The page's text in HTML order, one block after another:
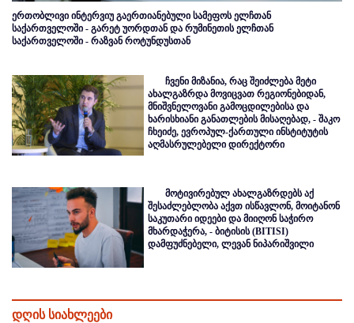
ერთობლივი ინტერვიუ გაერთიანებული სამეფოს ელჩთან
საქართველოში - გარეტ უორდთან და რუმინეთის ელჩთან
საქართველოში - რაზვან როტუნდუსთან
ჩვენი მიზანია, რაც შეიძლება მეტი
ახალგაზრდა მოვიცვათ რეგიონებიდან,
მნიშვნელოვანი გამოცდილებისა და
ხარისხიანი განათლების მისაღებად, - შაკო
ჩხეიძე, ევროპულ-ქართული ინსტიტუტის
აღმასრულებელი დირექტორი
მოტივირებულ ახალგაზრდებს აქ
შესაძლებლობა აქვთ ისწავლონ, მოიტანონ
საკუთარი იდეები და მიიღონ საჭირო
მხარდაჭერა, - ბიტისის (BITISI)
დამფუძნებელი, ლევან ნიპარიშვილი
დღის სიახლეები